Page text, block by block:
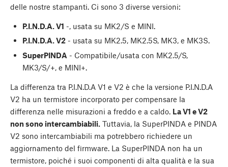
delle nostre stampanti. Ci sono 3 diverse versioni:
P.I.N.D.A. V1 -, usata su MK2/S e MINI.
P.I.N.D.A. V2- usata su MK2.5, MK2.5S, MK3, e MK3S.
SuperPINDA - Compatibile/usata con MK2.5/S,
MK3/S/+, e MINI+.
La differenza tra P.I.N.D.A V1 e V2 è che la versione P.I.N.D.A
V2 ha un termistore incorporato per compensare la
differenza nelle misurazioni a freddo e a caldo. La V1 e V2
non sono intercambiabili. Tuttavia, la SuperPINDA e PINDA
V2 sono intercambiabili ma potrebbero richiedere un
aggiornamento del firmware. La SuperPINDA non ha un
termistore, poiché i suoi componenti di alta qualità e la sua